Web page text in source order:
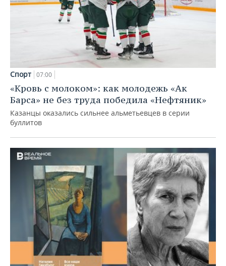
Спорт 07:00
«Кровь с молоком»: как молодежь «Ак
Барса» не без труда победила «Нефтяник»
Казанцы оказались сильнее альметьевцев в серии
буллитов